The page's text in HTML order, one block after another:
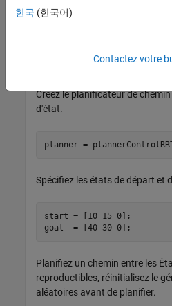
Planifier le chemin
Créez le planificateur de
d'état.
planner =
Spécifiez les états de départ et
start = [10 15 0];
goal  = [40 30 0];
Planifiez un chemin entre les
reproductibles, réinitialisez le
aléatoires avant de planifier.
한국 (한국어)
Contactez votre